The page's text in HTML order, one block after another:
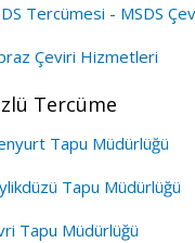
Tercümesi - MSDS
Çeviri Hizmetleri
Tercüme
Tapu Müdürlüğü
Tapu Müdürlüğü
Tapu Müdürlüğü